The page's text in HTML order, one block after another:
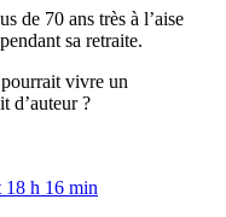
de 70 ans très à l’aise
sa retraite.
vivre un
d’auteur ?
18 h 16 min